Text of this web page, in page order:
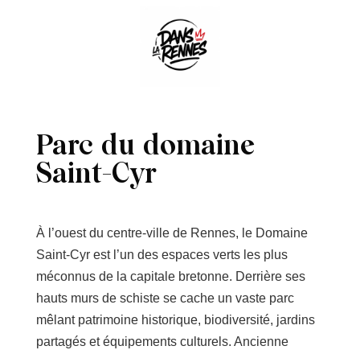
Parc du domaine
Saint-Cyr
À l’ouest du centre-ville de Rennes, le Domaine
Saint-Cyr est l’un des espaces verts les plus
méconnus de la capitale bretonne. Derrière ses
hauts murs de schiste se cache un vaste parc
mêlant patrimoine historique, biodiversité, jardins
partagés et équipements culturels. Ancienne